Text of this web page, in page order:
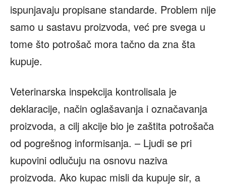
ispunjavaju propisane standarde. Problem nije
samo u sastavu proizvoda, već pre svega u
tome što potrošač mora tačno da zna šta
kupuje.
Veterinarska inspekcija kontrolisala je
deklaracije, način oglašavanja i označavanja
proizvoda, a cilj akcije bio je zaštita potrošača
od pogrešnog informisanja. – Ljudi se pri
kupovini odlučuju na osnovu naziva
proizvoda. Ako kupac misli da kupuje sir, a